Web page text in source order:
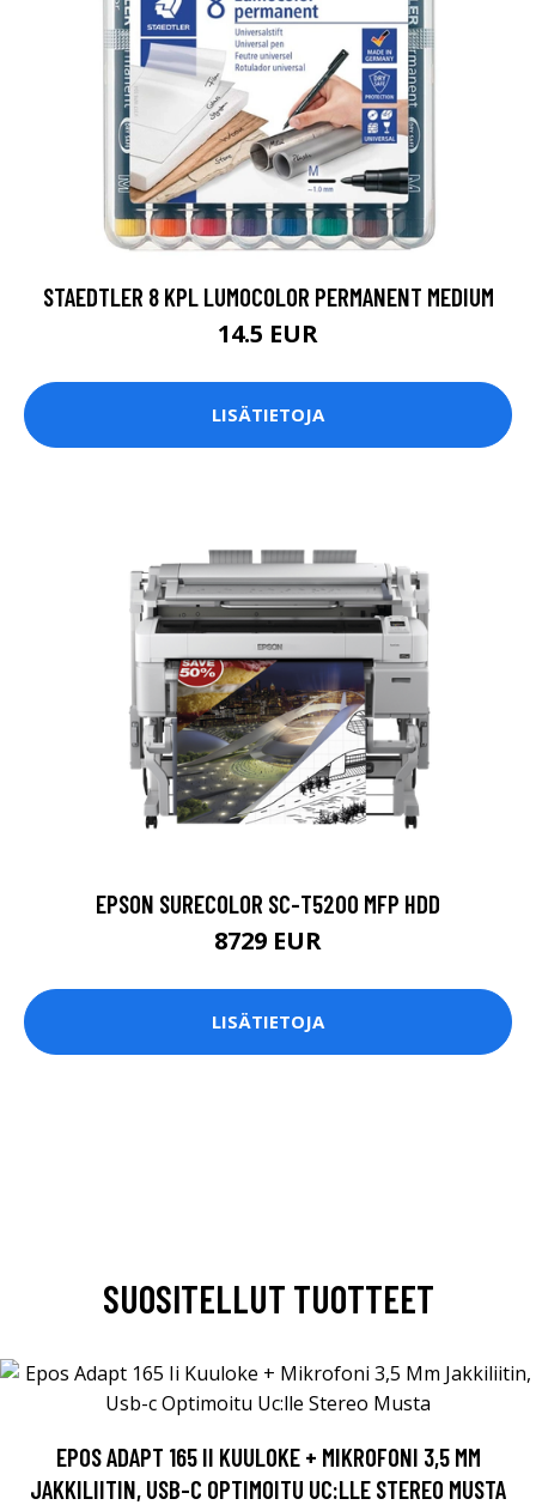
STAEDTLER 8 KPL LUMOCOLOR PERMANENT MEDIUM
14.5 EUR
LISÄTIETOJA
EPSON SURECOLOR SC-T5200 MFP HDD
8729 EUR
LISÄTIETOJA
SUOSITELLUT TUOTTEET
EPOS ADAPT 165 II KUULOKE + MIKROFONI 3,5 MM
JAKKILIITIN, USB-C OPTIMOITU UC:LLE STEREO MUSTA